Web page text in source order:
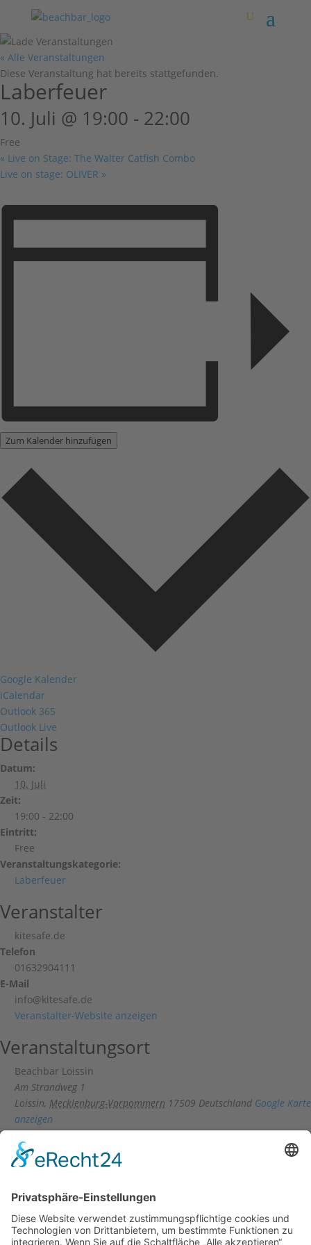
« Alle Veranstaltungen
Diese Veranstaltung hat bereits stattgefunden.
Laberfeuer
10. Juli @ 19:00 - 22:00
Free
« Live on Stage: The Walter Catfish Combo
Live on stage: OLIVER »
Zum Kalender hinzufügen
Google Kalender
iCalendar
Outlook 365
Outlook Live
Details
Datum:
10. Juli
Zeit:
19:00 - 22:00
Eintritt:
Free
Veranstaltungskategorie:
Laberfeuer
Veranstalter
kitesafe.de
Telefon
01632904111
E-Mail
info@kitesafe.de
Veranstalter-Website anzeigen
Veranstaltungsort
Beachbar Loissin
Am Strandweg 1
Loissin, Mecklenburg-Vorpommern 17509 Deutschland Google Karte
anzeigen